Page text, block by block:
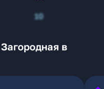
10
в